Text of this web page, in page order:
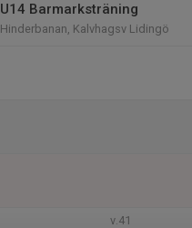
U14 Barmarksträning
Hinderbanan, Kalvhagsv Lidingö
v.41